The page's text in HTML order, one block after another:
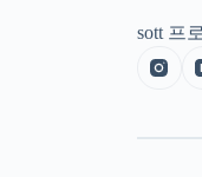
sott 프